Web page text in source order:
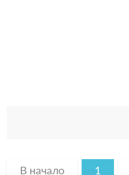
В начало 1